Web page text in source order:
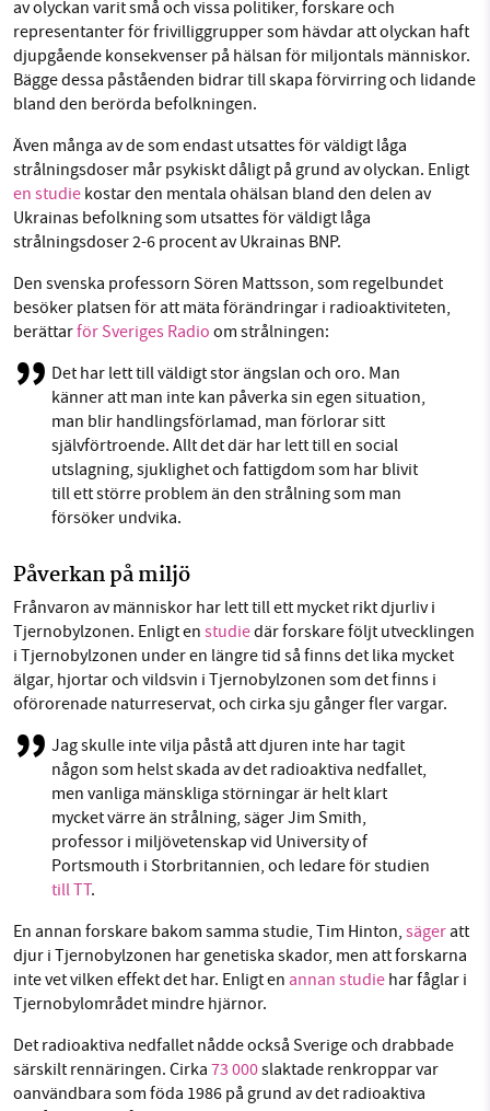
av olyckan varit små och vissa politiker, forskare och
representanter för frivilliggrupper som hävdar att olyckan haft
djupgående konsekvenser på hälsan för miljontals människor.
Bägge dessa påståenden bidrar till skapa förvirring och lidande
bland den berörda befolkningen.
Även många av de som endast utsattes för väldigt låga
strålningsdoser mår psykiskt dåligt på grund av olyckan. Enligt
en studie kostar den mentala ohälsan bland den delen av
Ukrainas befolkning som utsattes för väldigt låga
strålningsdoser 2-6 procent av Ukrainas BNP.
Den svenska professorn Sören Mattsson, som regelbundet
besöker platsen för att mäta förändringar i radioaktiviteten,
berättarför Sveriges Radio om strålningen:
Det har lett till väldigt stor ängslan och oro. Man
känner att man inte kan påverka sin egen situation,
man blir handlingsförlamad, man förlorar sitt
självförtroende. Allt det där har lett till en social
utslagning, sjuklighet och fattigdom som har blivit
till ett större problem än den strålning som man
försöker undvika.
Påverkan på miljö
Frånvaron av människor har lett till ett mycket rikt djurliv i
Tjernobylzonen. Enligt en studiedär forskare följt utvecklingen
i Tjernobylzonen under en längre tid så finns det lika mycket
älgar, hjortar och vildsvin i Tjernobylzonen som det finns i
oförorenade naturreservat, och cirka sju gånger fler vargar.
Jag skulle inte vilja påstå att djuren inte har tagit
någon som helst skada av det radioaktiva nedfallet,
men vanliga mänskliga störningar är helt klart
mycket värre än strålning, säger Jim Smith,
professor i miljövetenskap vid University of
Portsmouth i Storbritannien, och ledare för studien
till TT.
En annan forskare bakom samma studie, Tim Hinton, sägeratt
djur i Tjernobylzonen har genetiska skador, men att forskarna
inte vet vilken effekt det har. Enligt en annan studie har fåglar i
Tjernobylområdet mindre hjärnor.
Det radioaktiva nedfallet nådde också Sverige och drabbade
särskilt rennäringen. Cirka 73 000slaktade renkroppar var
oanvändbara som föda 1986 på grund av det radioaktiva